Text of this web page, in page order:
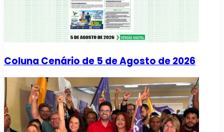
Coluna Cenário de 5 de Agosto de 2026